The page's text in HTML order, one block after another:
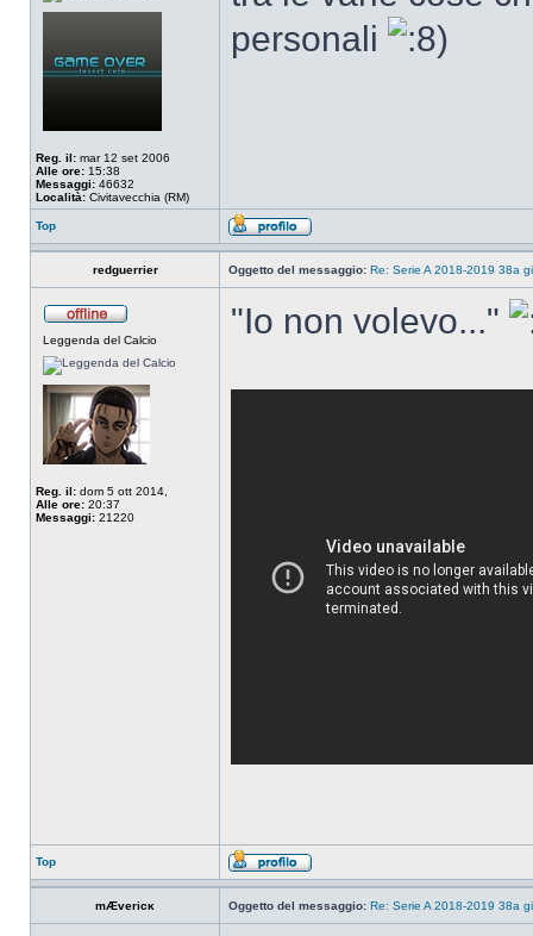
Reg. il: mar 12 set 2006
Alle ore: 15:38
Messaggi: 46632
Località: Civitavecchia (RM)
personali
Top
redguerrier Oggetto del messaggio: Re: Serie A 2018-2019 38a
Leggenda del Calcio
Reg. il: dom 5 ott 2014,
Alle ore: 20:37
Messaggi: 21220
"Io non volevo..."
Top
mÆvericĸ Oggetto del messaggio: Re: Serie A 2018-2019 38a